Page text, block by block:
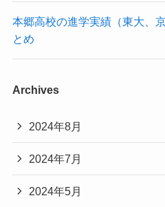
本郷高校の進学実績（東大、
とめ
Archives
2024年8月
2024年7月
2024年5月